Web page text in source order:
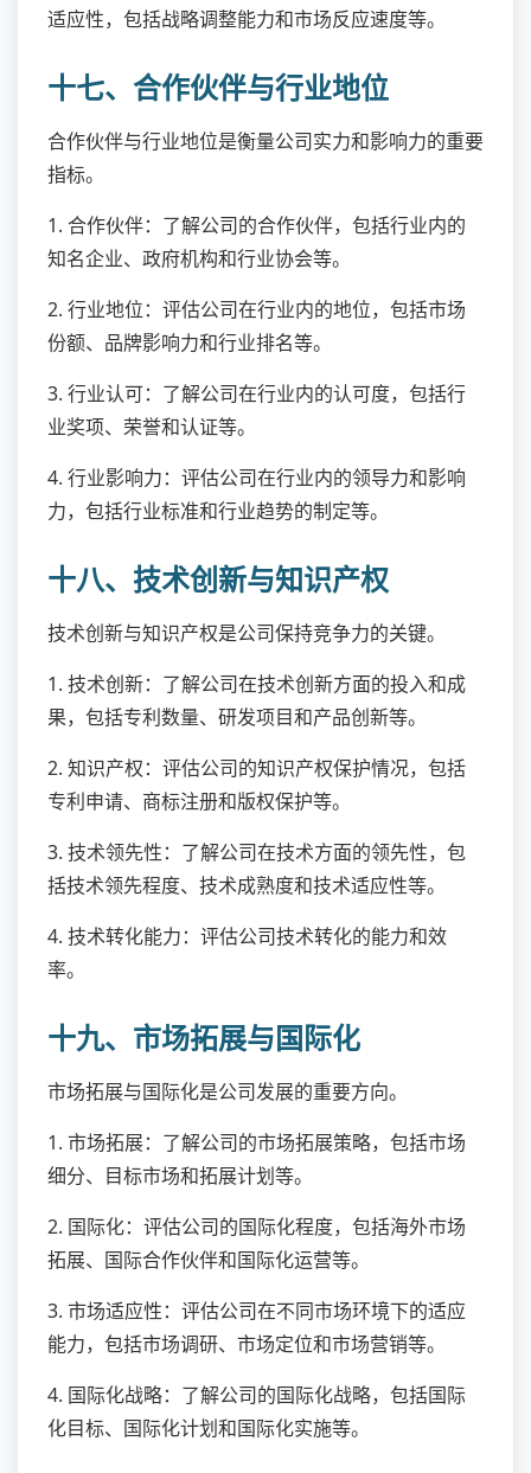
适应性，包括战略调整能力和市场反应速度等。
十七、合作伙伴与行业地位
合作伙伴与行业地位是衡量公司实力和影响力的重要
指标。
1. 合作伙伴：了解公司的合作伙伴，包括行业内的
知名企业、政府机构和行业协会等。
2. 行业地位：评估公司在行业内的地位，包括市场
份额、品牌影响力和行业排名等。
3. 行业认可：了解公司在行业内的认可度，包括行
业奖项、荣誉和认证等。
4. 行业影响力：评估公司在行业内的领导力和影响
力，包括行业标准和行业趋势的制定等。
十八、技术创新与知识产权
技术创新与知识产权是公司保持竞争力的关键。
1. 技术创新：了解公司在技术创新方面的投入和成
果，包括专利数量、研发项目和产品创新等。
2. 知识产权：评估公司的知识产权保护情况，包括
专利申请、商标注册和版权保护等。
3. 技术领先性：了解公司在技术方面的领先性，包
括技术领先程度、技术成熟度和技术适应性等。
4. 技术转化能力：评估公司技术转化的能力和效
率。
十九、市场拓展与国际化
市场拓展与国际化是公司发展的重要方向。
1. 市场拓展：了解公司的市场拓展策略，包括市场
细分、目标市场和拓展计划等。
2. 国际化：评估公司的国际化程度，包括海外市场
拓展、国际合作伙伴和国际化运营等。
3. 市场适应性：评估公司在不同市场环境下的适应
能力，包括市场调研、市场定位和市场营销等。
4. 国际化战略：了解公司的国际化战略，包括国际
化目标、国际化计划和国际化实施等。